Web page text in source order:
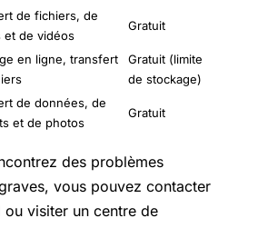
de fichiers, de
et de vidéos
Gratuit
en ligne, transfert
Gratuit (limite
de stockage)
de données, de
et de photos
Gratuit
des problèmes
vous pouvez contacter
ou visiter un centre de